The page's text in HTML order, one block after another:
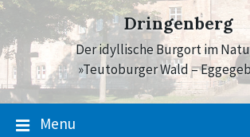
Dringenberg
Der idyllische Burgort im
»Teutoburger Wald –
Menu